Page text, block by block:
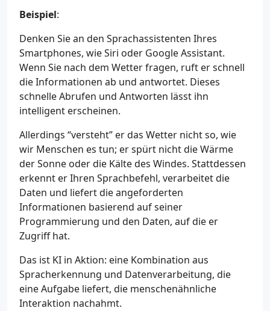
Beispiel:
Denken Sie an den Sprachassistenten Ihres
Smartphones, wie Siri oder Google Assistant.
Wenn Sie nach dem Wetter fragen, ruft er schnell
die Informationen ab und antwortet. Dieses
schnelle Abrufen und Antworten lässt ihn
intelligent erscheinen.
Allerdings “versteht” er das Wetter nicht so, wie
wir Menschen es tun; er spürt nicht die Wärme
der Sonne oder die Kälte des Windes. Stattdessen
erkennt er Ihren Sprachbefehl, verarbeitet die
Daten und liefert die angeforderten
Informationen basierend auf seiner
Programmierung und den Daten, auf die er
Zugriff hat.
Das ist KI in Aktion: eine Kombination aus
Spracherkennung und Datenverarbeitung, die
eine Aufgabe liefert, die menschenähnliche
Interaktion nachahmt.